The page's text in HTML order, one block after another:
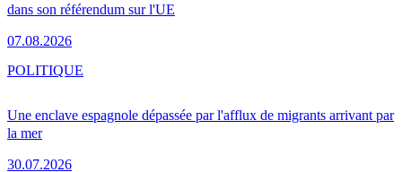
dans son référendum sur l'UE
07.08.2026
Une enclave espagnole dépassée par l'afflux de migrants arrivant par
la mer
30.07.2026
POLITIQUE